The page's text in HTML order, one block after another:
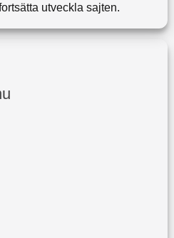
utveckla sajten.